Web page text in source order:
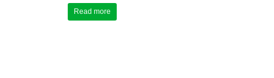
Read more